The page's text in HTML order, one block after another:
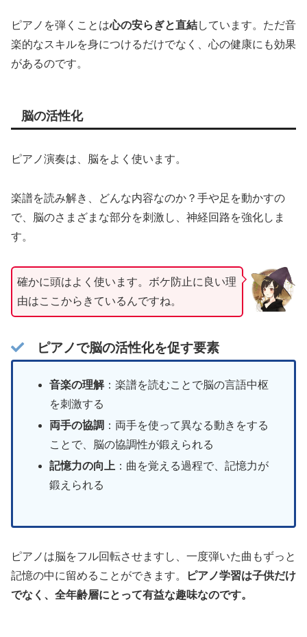
ピアノを弾くことは心の安らぎと直結しています。ただ音
楽的なスキルを身につけるだけでなく、心の健康にも効果
があるのです。
脳の活性化
ピアノ演奏は、脳をよく使います。
楽譜を読み解き、どんな内容なのか？手や足を動かすの
で、脳のさまざまな部分を刺激し、神経回路を強化しま
す。
確かに頭はよく使います。ボケ防止に良い理
由はここからきているんですね。
ピアノで脳の活性化を促す要素
音楽の理解：楽譜を読むことで脳の言語中枢
を刺激する
両手の協調 ：両手を使って異なる動きをする
ことで、脳の協調性が鍛えられる
記憶力の向上 ：曲を覚える過程で、記憶力が
鍛えられる
ピアノは脳をフル回転させますし、一度弾いた曲もずっと
記憶の中に留めることができます。
ピアノ学習は子供だけ
でなく、全年齢層にとって有益な趣味なのです。